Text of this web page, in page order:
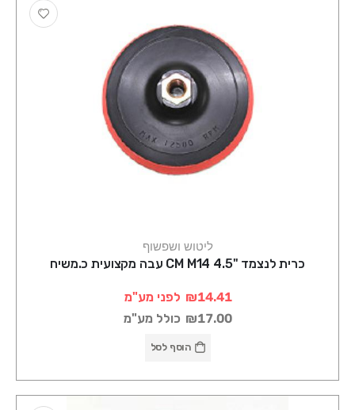
ליטוש ושפשוף
כרית לנצמד "4.5 CM M14 עבה מקצועית כ.משיח
₪14.41 לפני מע"מ
₪17.00 כולל מע"מ
הוסף לסל